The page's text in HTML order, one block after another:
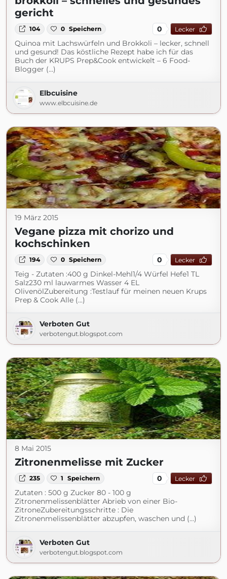
gericht
104 0 Speichern 0 Lecker
Quinoa mit Lachswürfeln und Brokkoli – lecker, schnell
und gesund! Das köstliche Rezept habe ich für das
Buch der KRUPS Prep&Cook entwickelt – 6 Food-
Blogger (...)
Elbcuisine
www.elbcuisine.de
19 März 2015
Vegane pizza mit chorizo und
kochschinken
194 0 Speichern 0 Lecker
Teig - Zutaten :400 g Dinkel-Mehl1/4 Würfel Hefe1 TL
Salz230 ml lauwarmes Wasser 4 EL
OlivenölZubereitung :Testlauf für meinen neuen Krups
Prep & Cook Alle (...)
Verboten Gut
verbotengut.blogspot.com
8 Mai 2015
Zitronenmelisse mit Zucker
235 1 Speichern 0 Lecker
Zutaten : 500 g Zucker 80 - 100 g
Zitronenmelissenblätter Abrieb von einer Bio-
ZitroneZubereitungsschritte : Die
Zitronenmelissenblätter abzupfen, waschen und (...)
Verboten Gut
verbotengut.blogspot.com